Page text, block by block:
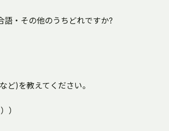
・その他のうちどれですか?
ど)を教えてください。
）